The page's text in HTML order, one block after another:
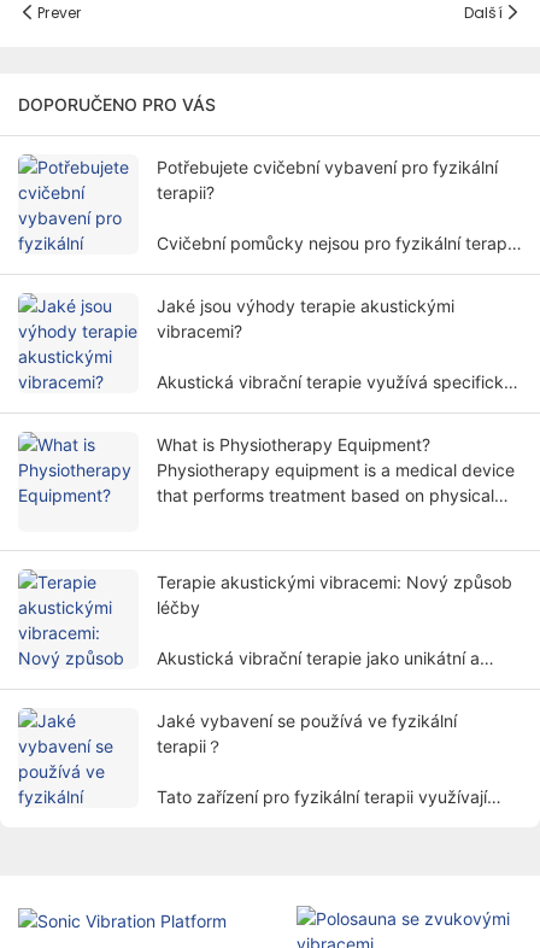
Prever Další
DOPORUČENO PRO VÁS
Potřebujete cvičební vybavení pro fyzikální
terapii?
Cvičební pomůcky nejsou pro fyzikální terapii
dimenzí.
Jaké jsou výhody terapie akustickými
vibracemi?
Akustická vibrační terapie využívá specifické
a je široce používána v různých
rehabilitačních oborech.
What is Physiotherapy Equipment?
Physiotherapy equipment is a medical device
that performs treatment based on physical
and restore body functions in a non-invasive
way.
Terapie akustickými vibracemi: Nový způsob
léčby
Akustická vibrační terapie jako unikátní a
Jaké vybavení se používá ve fyzikální
terapii？
Tato zařízení pro fyzikální terapii využívají